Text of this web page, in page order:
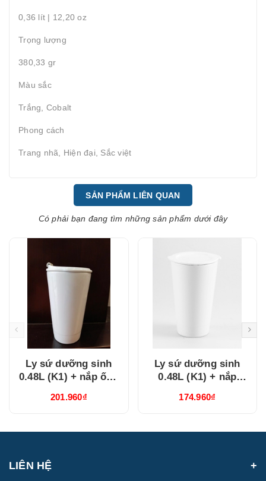
0,36 lít | 12,20 oz
Trọng lượng
380,33 gr
Màu sắc
Trắng, Cobalt
Phong cách
Trang nhã, Hiện đại, Sắc việt
SẢN PHẨM LIÊN QUAN
Có phải bạn đang tìm những sản phẩm dưới đây
Ly sứ dưỡng sinh
0.48L (K1) + nắp ống
(214888000H)
201.960₫
Ly sứ dưỡng sinh
0.48L (K1) + nắp
(214888000N)
174.960₫
LIÊN HỆ